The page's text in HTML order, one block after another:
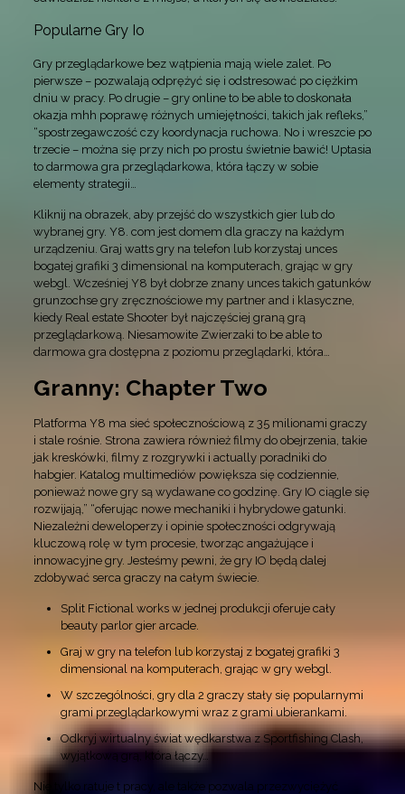
Popularne Gry Io
Gry przeglądarkowe bez wątpienia mają wiele zalet. Po
pierwsze – pozwalają odprężyć się i odstresować po ciężkim
dniu w pracy. Po drugie – gry online to be able to doskonała
okazja mhh poprawę różnych umiejętności, takich jak refleks,”
“spostrzegawczość czy koordynacja ruchowa. No i wreszcie po
trzecie – można się przy nich po prostu świetnie bawić! Uptasia
to darmowa gra przeglądarkowa, która łączy w sobie
elementy strategii…
Kliknij na obrazek, aby przejść do wszystkich gier lub do
wybranej gry. Y8. com jest domem dla graczy na każdym
urządzeniu. Graj watts gry na telefon lub korzystaj unces
bogatej grafiki 3 dimensional na komputerach, grając w gry
webgl. Wcześniej Y8 był dobrze znany unces takich gatunków
grunzochse gry zręcznościowe my partner and i klasyczne,
kiedy Real estate Shooter był najczęściej graną grą
przeglądarkową. Niesamowite Zwierzaki to be able to
darmowa gra dostępna z poziomu przeglądarki, która…
Granny: Chapter Two
Platforma Y8 ma sieć społecznościową z 35 milionami graczy
i stale rośnie. Strona zawiera również filmy do obejrzenia, takie
jak kreskówki, filmy z rozgrywki i actually poradniki do
habgier. Katalog multimediów powiększa się codziennie,
ponieważ nowe gry są wydawane co godzinę. Gry IO ciągle się
rozwijają,” “oferując nowe mechaniki i hybrydowe gatunki.
Niezależni deweloperzy i opinie społeczności odgrywają
kluczową rolę w tym procesie, tworząc angażujące i
innowacyjne gry. Jesteśmy pewni, że gry IO będą dalej
zdobywać serca graczy na całym świecie.
Split Fictional works w jednej produkcji oferuje cały
beauty parlor gier arcade.
Graj w gry na telefon lub korzystaj z bogatej grafiki 3
dimensional na komputerach, grając w gry webgl.
W szczególności, gry dla 2 graczy stały się popularnymi
grami przeglądarkowymi wraz z grami ubierankami.
Odkryj wirtualny świat wędkarstwa z Sportfishing Clash,
wyjątkową grą, która łączy…
Nie tylko ratuje t pracy, ale także pozwala przezwyciężyć